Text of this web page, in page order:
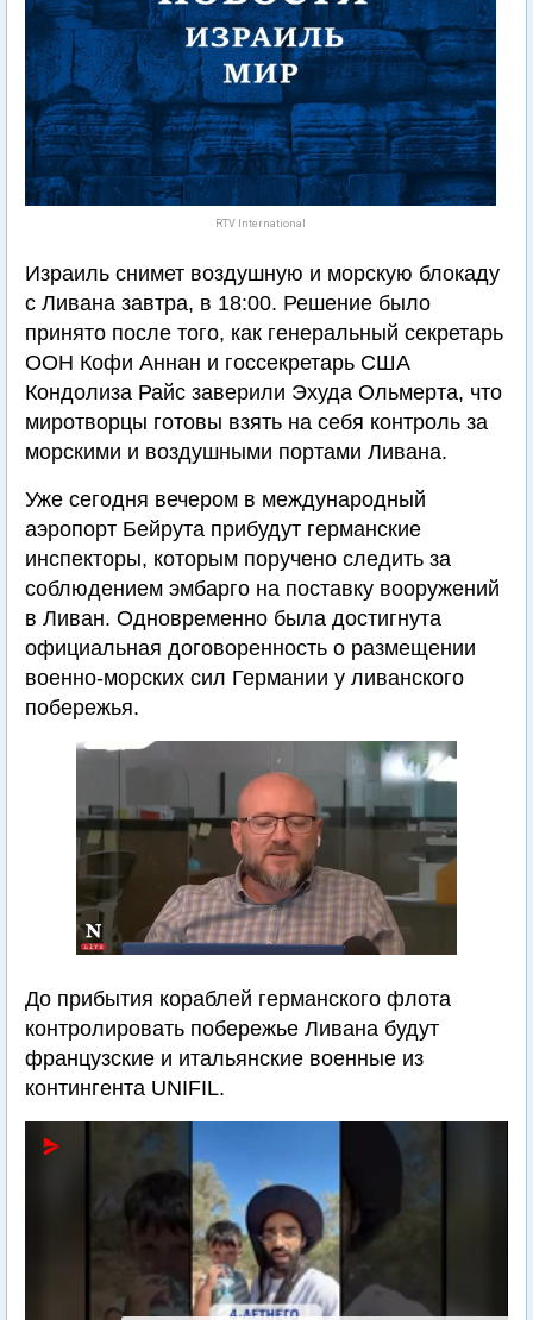
RTV International
Израиль снимет воздушную и морскую блокаду
с Ливана завтра, в 18:00. Решение было
принято после того, как генеральный секретарь
ООН Кофи Аннан и госсекретарь США
Кондолиза Райс заверили Эхуда Ольмерта, что
миротворцы готовы взять на себя контроль за
морскими и воздушными портами Ливана.
Уже сегодня вечером в международный
аэропорт Бейрута прибудут германские
инспекторы, которым поручено следить за
соблюдением эмбарго на поставку вооружений
в Ливан. Одновременно была достигнута
официальная договоренность о размещении
военно-морских сил Германии у ливанского
побережья.
До прибытия кораблей германского флота
контролировать побережье Ливана будут
французские и итальянские военные из
контингента UNIFIL.